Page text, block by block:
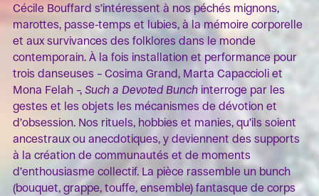
Cécile Bouffard s’intéressent à nos péchés mignons,
marottes, passe-temps et lubies, à la mémoire corporelle
et aux survivances des folklores dans le monde
contemporain. À la fois installation et performance pour
trois danseuses – Cosima Grand, Marta Capaccioli et
Mona Felah –, Such a Devoted Bunch interroge par les
gestes et les objets les mécanismes de dévotion et
d’obsession. Nos rituels, hobbies et manies, qu’ils soient
ancestraux ou anecdotiques, y deviennent des supports
à la création de communautés et de moments
d’enthousiasme collectif. La pièce rassemble un bunch
(bouquet, grappe, touffe, ensemble) fantasque de corps